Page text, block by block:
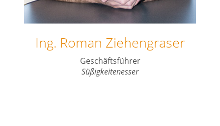
Ing. Roman Ziehengraser
Geschäftsführer
Süßigkeitenesser